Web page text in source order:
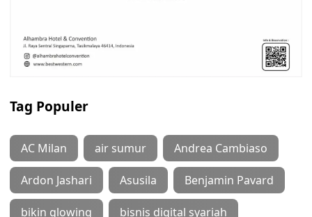
Tag Populer
AC Milan air sumur Andrea Cambiaso
Ardon Jashari Asusila Benjamin Pavard
bikin glowing bisnis digital syariah